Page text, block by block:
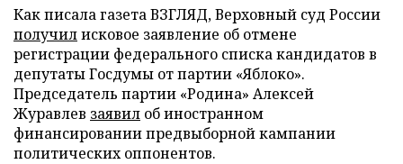
Как писала газета ВЗГЛЯД, Верховный суд России
получилисковое заявление об отмене
регистрации федерального списка кандидатов в
депутаты Госдумы от партии «Яблоко».
Председатель партии «Родина» Алексей
Журавлев заявил об иностранном
финансировании предвыборной кампании
политических оппонентов.